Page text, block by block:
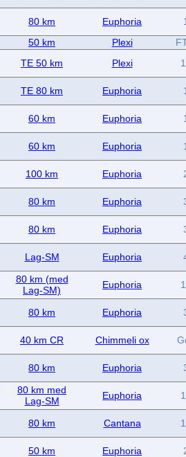
80 km Euphoria 1
50 km Plexi
TE 50 km Plexi
TE 80 km Euphoria 1
60 km Euphoria 1
60 km Euphoria 1
100 km Euphoria
80 km Euphoria
80 km Euphoria
Lag-SM Euphoria
80 km (med
Lag-SM)
Euphoria
80 km Euphoria
40 km CR Chimmeli ox
80 km Euphoria
80 km med
Lag-SM
Euphoria
80 km Cantana
50 km Euphoria